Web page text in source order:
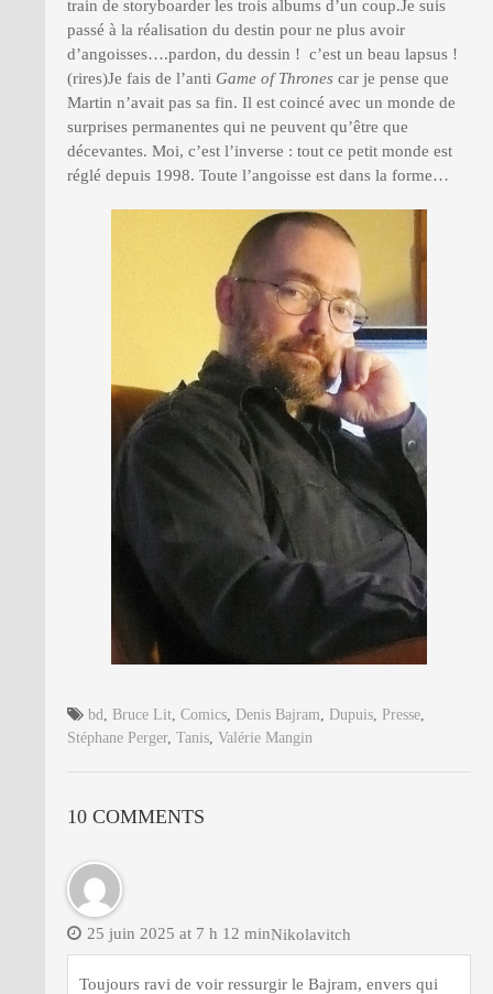
train de storyboarder les trois albums d’un coup.Je suis
passé à la réalisation du destin pour ne plus avoir
d’angoisses….pardon, du dessin ! c’est un beau lapsus !
(rires)Je fais de l’anti Game of Thrones car je pense que
Martin n’avait pas sa fin. Il est coincé avec un monde de
surprises permanentes qui ne peuvent qu’être que
décevantes. Moi, c’est l’inverse : tout ce petit monde est
réglé depuis 1998. Toute l’angoisse est dans la forme…
bd Bruce Lit Comics Denis Bajram Dupuis Presse
Stéphane Perger, Tanis Valérie Mangin
10 COMMENTS
Nikolavitch
25 juin 2025 at 7 h 12 min
Toujours ravi de voir ressurgir le Bajram, envers qui